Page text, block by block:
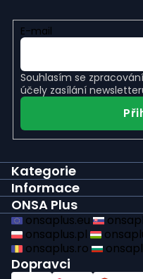
E-mail
Souhlasím se
účely zasílání
Kategorie
Informace
ONSA Plus
onsaplus.eu
onsaplus.pl
onsaplus.ro
Dopravci